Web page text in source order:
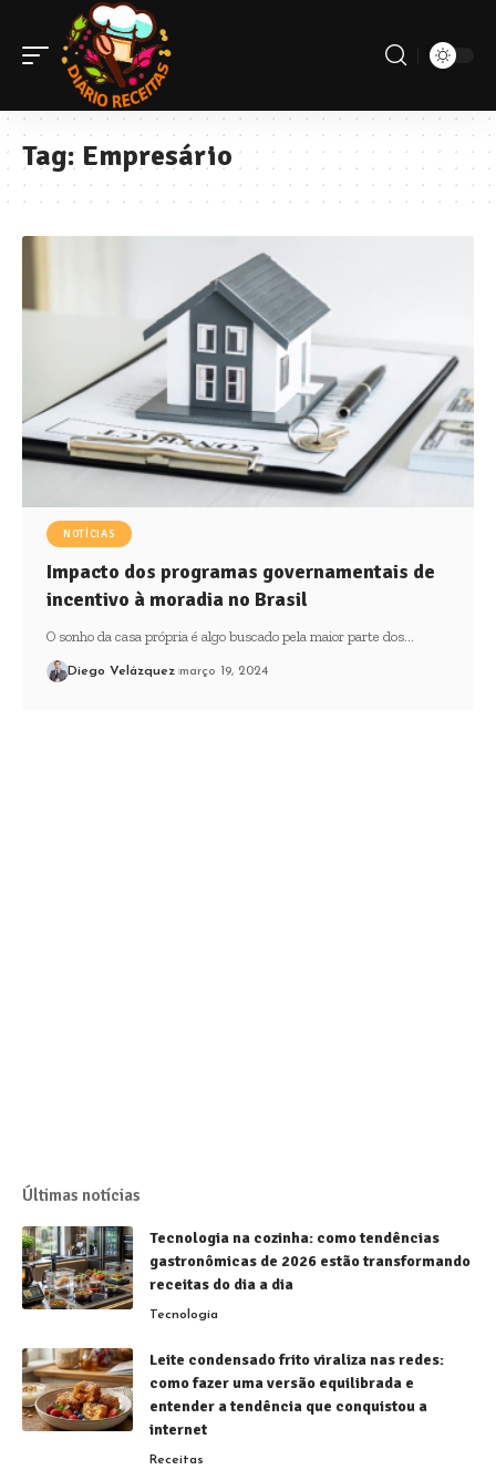
Tag: Empresário
NOTÍCIAS
Impacto dos programas governamentais de
incentivo à moradia no Brasil
O sonho da casa própria é algo buscado pela maior parte dos…
Diego Velázquez março 19, 2024
Últimas notícias
Tecnologia na cozinha: como tendências
gastronômicas de 2026 estão transformando
receitas do dia a dia
Tecnologia
Leite condensado frito viraliza nas redes:
como fazer uma versão equilibrada e
entender a tendência que conquistou a
internet
Receitas